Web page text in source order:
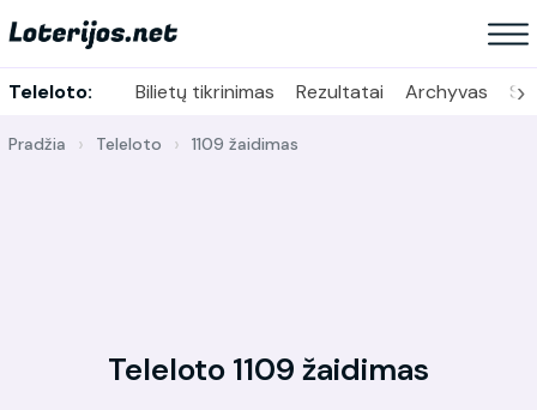
Teleloto: Bilietų tikrinimas Rezultatai Archyvas ›
Pradžia Teleloto 1109 žaidimas
Teleloto 1109 žaidimas